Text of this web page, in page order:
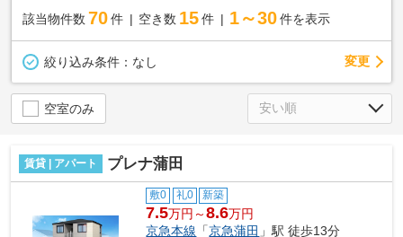
該当物件数 70件 空き数 15 件 1～30 件を表示
絞り込み条件： なし 変更
空室のみ
賃貸 | アパート プレナ蒲田
敷0 礼0 新築
7.5万円～8.6万円
京急本線 「京急蒲田 」駅 徒歩13分